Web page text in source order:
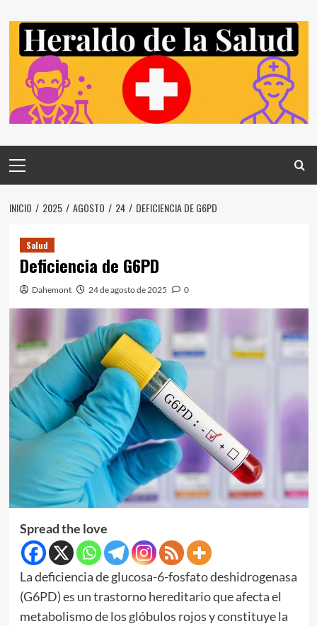
contenido
principal
INICIO 2025 AGOSTO 24 DEFICIENCIA DE G6PD
Salud
Deficiencia de G6PD
Dahemont 24 de agosto de 2025 0
Spread the love
La deficiencia de glucosa-6-fosfato deshidrogenasa
(G6PD) es un trastorno hereditario que afecta el
metabolismo de los glóbulos rojos y constituye la